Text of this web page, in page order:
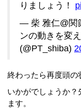
りましょう！
— 柴 雅仁@関
ンの動きを変
(@PT_shiba)
終わったら再度頭の
いかがでしょうか
ます。